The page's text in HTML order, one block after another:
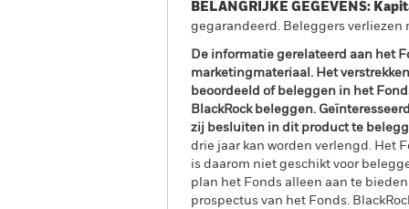
BELANGRIJKE GEGEVENS:
gegarandeerd. Beleggers
De informatie gerelateerd aan het
marketingmateriaal. Het
beoordeeld of beleggen in het
BlackRock beleggen.
zij besluiten in dit product te
drie jaar kan worden verlengd. Het
is daarom niet geschikt voor
plan het Fonds alleen aan te
prospectus van het Fonds.